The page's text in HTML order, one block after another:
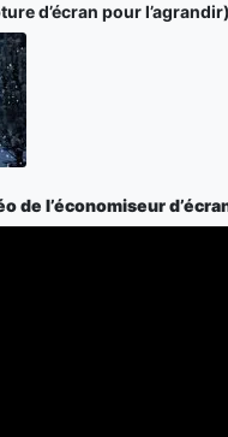
d’écran pour l’agrandir)
de l’économiseur